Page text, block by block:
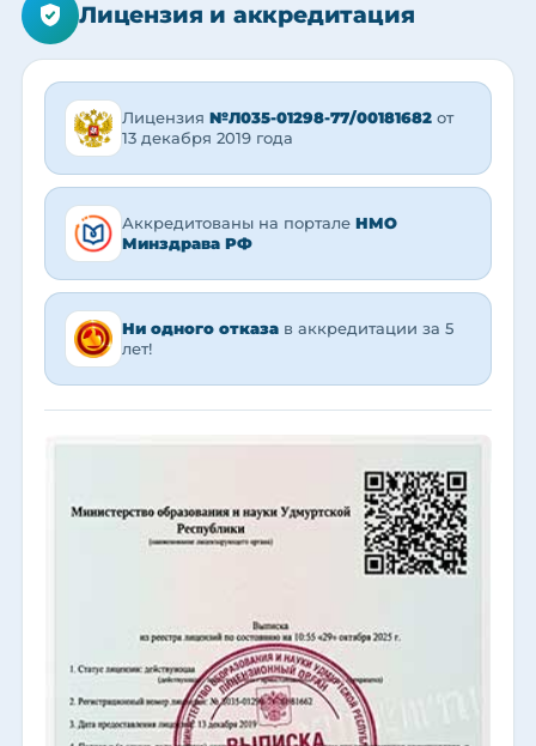
Лицензия и аккредитация
Лицензия №Л035-01298-77/00181682 от
13 декабря 2019 года
Аккредитованы на портале НМО
Минздрава РФ
Ни одного отказа в аккредитации за 5
лет!